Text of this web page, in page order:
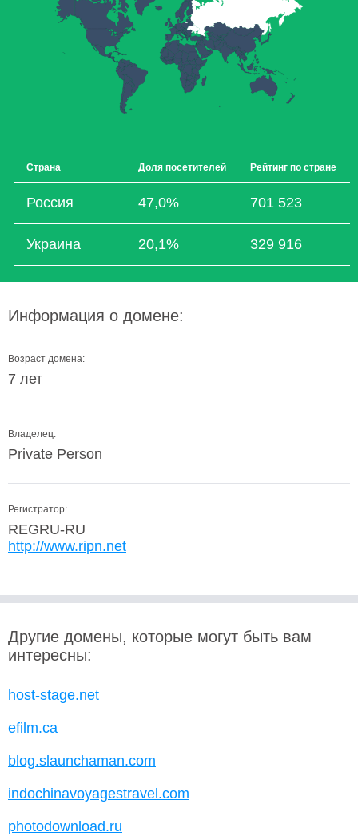
Страна Доля посетителей Рейтинг по стране
Россия 47,0% 701 523
Украина 20,1% 329 916
Информация о домене:
Возраст домена:
7 лет
Владелец:
Private Person
Регистратор:
REGRU-RU
http://www.ripn.net
Другие домены, которые могут быть вам
интересны:
host-stage.net
efilm.ca
blog.slaunchaman.com
indochinavoyagestravel.com
photodownload.ru